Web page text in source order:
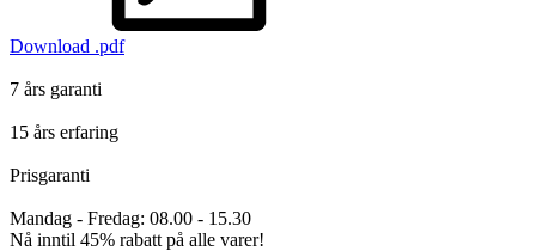
Download .pdf
7 års garanti
15 års erfaring
Prisgaranti
Mandag - Fredag: 08.00 - 15.30
Nå inntil 45% rabatt på alle varer!